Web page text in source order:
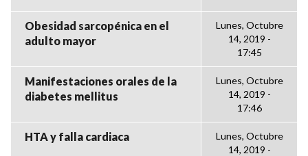
Obesidad sarcopénica en el
adulto mayor
Lunes, Octubre
14, 2019 -
17:45
Manifestaciones orales de la
diabetes mellitus
Lunes, Octubre
14, 2019 -
17:46
HTA y falla cardiaca
Lunes, Octubre
14, 2019 -